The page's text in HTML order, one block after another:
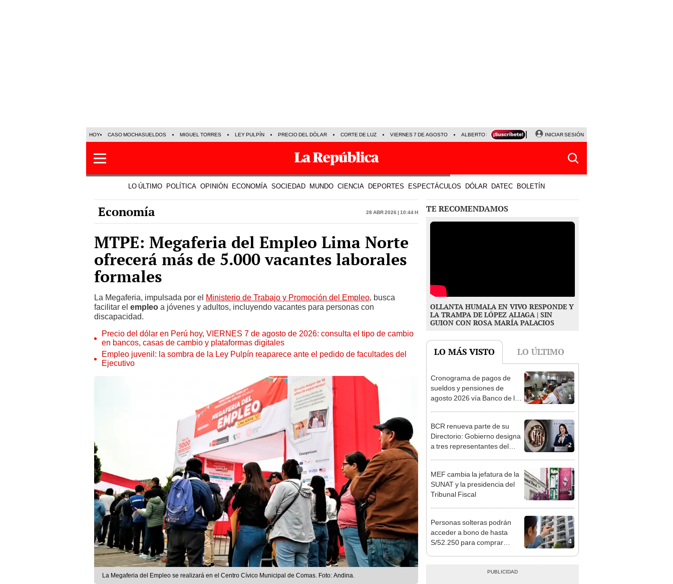
HOY CASO MOCHASUELDOS MIGUEL TORRES LEY PULPÍN PRECIO DEL DÓLAR CORTE DE LUZ VIERNES 7 DE AGOSTO ALBERTO BENAVIDES NALDY SALDAÑA
INICIAR SESIÓN
LO ÚLTIMO POLÍTICA OPINIÓN ECONOMÍA SOCIEDAD MUNDO CIENCIA DEPORTES ESPECTÁCULOS DÓLAR DATEC BOLETÍN
Economía 28 Abr 2026 | 10:44 h
MTPE: Megaferia del Empleo Lima Norte
ofrecerá más de 5.000 vacantes laborales
formales
La Megaferia, impulsada por el Ministerio de Trabajo y Promoción del Empleo , busca
facilitar el empleo a jóvenes y adultos, incluyendo vacantes para personas con
discapacidad.
Precio del dólar en Perú hoy, VIERNES 7 de agosto de 2026: consulta el tipo de cambio
en bancos, casas de cambio y plataformas digitales
Empleo juvenil: la sombra de la Ley Pulpín reaparece ante el pedido de facultades del
Ejecutivo
La Megaferia del Empleo se realizará en el Centro Cívico Municipal de Comas. Foto: Andina.
TE RECOMENDAMOS
OLLANTA HUMALA EN VIVO RESPONDE Y
LA TRAMPA DE LÓPEZ ALIAGA | SIN
GUION CON ROSA MARÍA PALACIOS
LO MÁS VISTO LO ÚLTIMO
1
Cronograma de pagos de
sueldos y pensiones de
agosto 2026 vía Banco de la
2
BCR renueva parte de su
Directorio: Gobierno designa
a tres representantes del
3
MEF cambia la jefatura de la
SUNAT y la presidencia del
Tribunal Fiscal
4
Personas solteras podrán
acceder a bono de hasta
S/52.250 para comprar